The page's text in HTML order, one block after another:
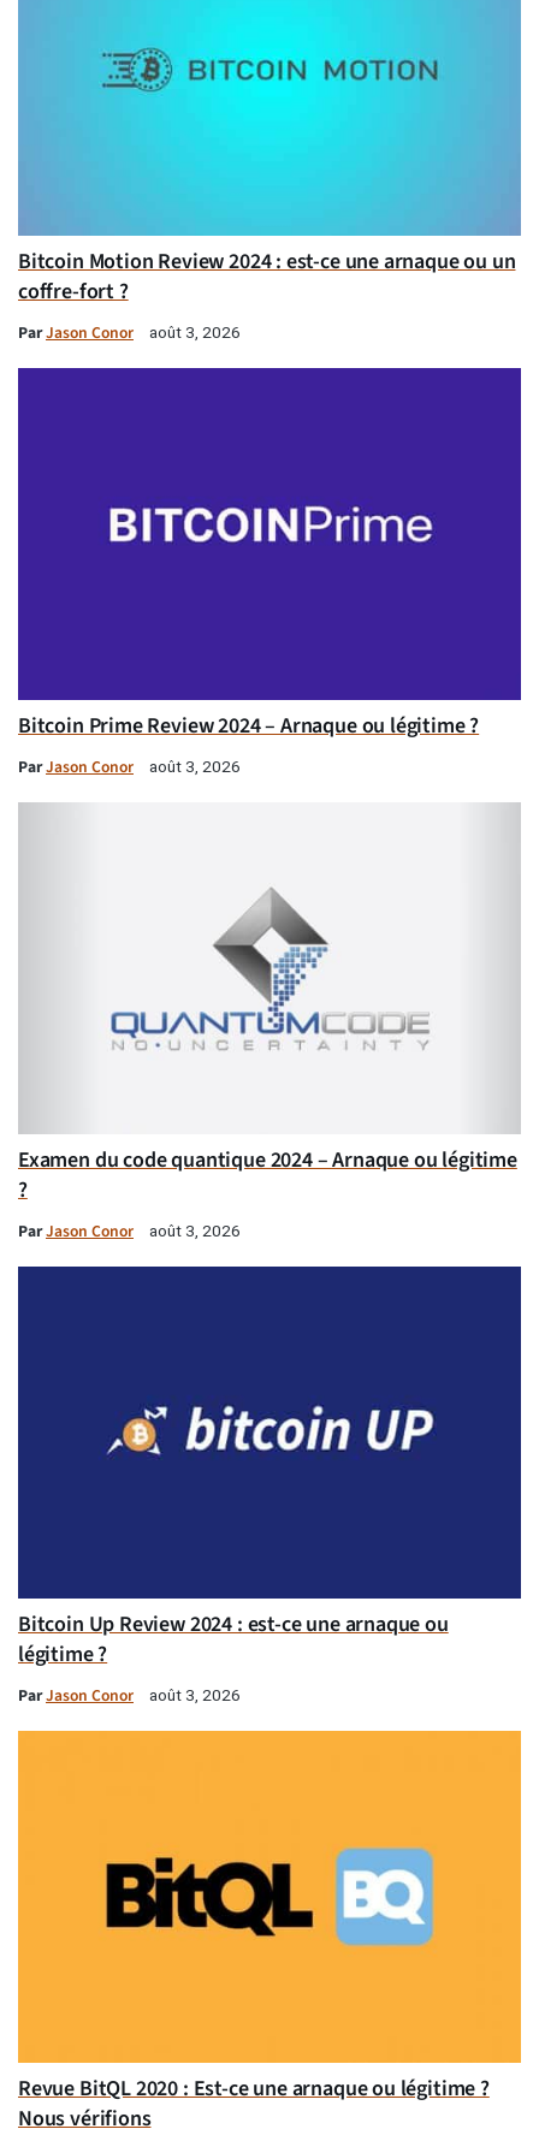
Bitcoin Motion Review 2024 : est-ce une arnaque ou un
coffre-fort ?
ParJason Conor août 3, 2026
Bitcoin Prime Review 2024 – Arnaque ou légitime ?
ParJason Conor août 3, 2026
Examen du code quantique 2024 – Arnaque ou légitime
?
ParJason Conor août 3, 2026
Bitcoin Up Review 2024 : est-ce une arnaque ou
légitime ?
ParJason Conor août 3, 2026
Revue BitQL 2020 : Est-ce une arnaque ou légitime ?
Nous vérifions